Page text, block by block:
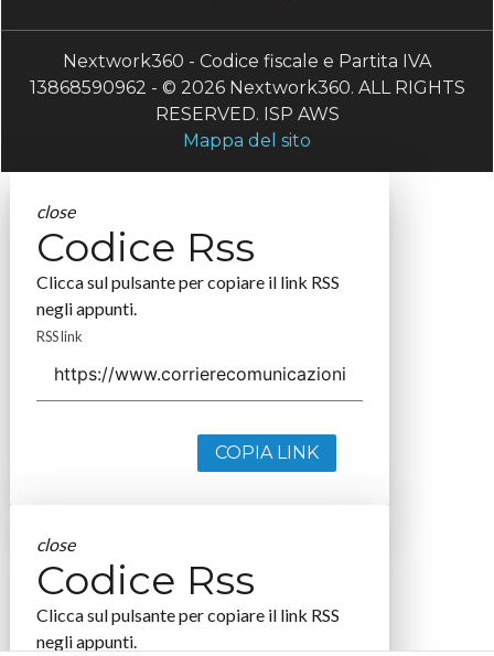
Nextwork360 - Codice fiscale e Partita IVA
13868590962 - © 2026 Nextwork360. ALL RIGHTS
RESERVED. ISP AWS
Mappa del sito
close
Codice Rss
Clicca sul pulsante per copiare il link RSS
negli appunti.
RSS link
COPIA LINK
close
Codice Rss
Clicca sul pulsante per copiare il link RSS
negli appunti.